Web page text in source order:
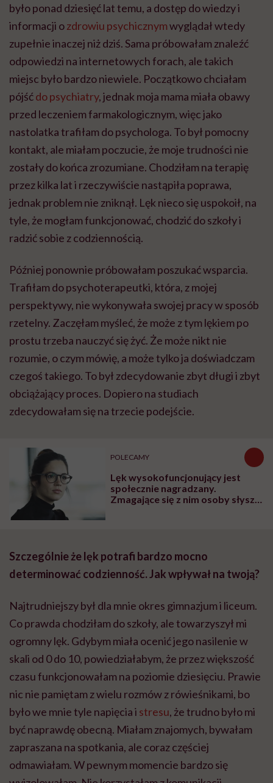
było ponad dziesięć lat temu, a dostęp do wiedzy i
informacji ozdrowiu psychicznymwyglądał wtedy
zupełnie inaczej niż dziś. Sama próbowałam znaleźć
odpowiedzi na internetowych forach, ale takich
miejsc było bardzo niewiele. Początkowo chciałam
pójśćdo psychiatry, jednak moja mama miała obawy
przed leczeniem farmakologicznym, więc jako
nastolatka trafiłam do psychologa. To był pomocny
kontakt, ale miałam poczucie, że moje trudności nie
zostały do końca zrozumiane. Chodziłam na terapię
przez kilka lat i rzeczywiście nastąpiła poprawa,
jednak problem nie zniknął. Lęk nieco się uspokoił, na
tyle, że mogłam funkcjonować, chodzić do szkoły i
radzić sobie z codziennością.
Później ponownie próbowałam poszukać wsparcia.
Trafiłam do psychoterapeutki, która, z mojej
perspektywy, nie wykonywała swojej pracy w sposób
rzetelny. Zaczęłam myśleć, że może z tym lękiem po
prostu trzeba nauczyć się żyć. Że może nikt nie
rozumie, o czym mówię, a może tylko ja doświadczam
czegoś takiego. To był zdecydowanie zbyt długi i zbyt
obciążający proces. Dopiero na studiach
zdecydowałam się na trzecie podejście.
POLECAMY
Lęk wysokofuncjonujący jest
społecznie nagradzany.
Zmagające się z nim osoby słyszą:
Szczególnie że lęk potrafi bardzo mocno
determinować codzienność. Jak wpływał na twoją?
Najtrudniejszy był dla mnie okres gimnazjum i liceum.
Co prawda chodziłam do szkoły, ale towarzyszył mi
ogromny lęk. Gdybym miała ocenić jego nasilenie w
skali od 0 do 10, powiedziałabym, że przez większość
czasu funkcjonowałam na poziomie dziesięciu. Prawie
nic nie pamiętam z wielu rozmów z rówieśnikami, bo
było we mnie tyle napięcia i stresu, że trudno było mi
być naprawdę obecną. Miałam znajomych, bywałam
zapraszana na spotkania, ale coraz częściej
odmawiałam. W pewnym momencie bardzo się